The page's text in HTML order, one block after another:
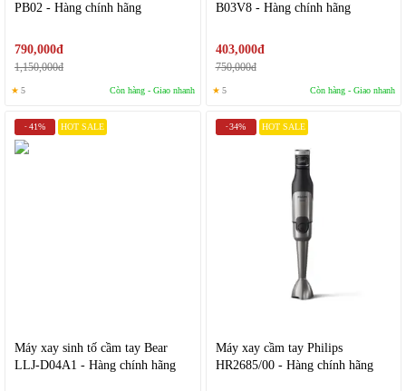
PB02 - Hàng chính hãng
790,000đ
1,150,000đ
★ 5 Còn hàng - Giao nhanh
B03V8 - Hàng chính hãng
403,000đ
750,000đ
★ 5 Còn hàng - Giao nhanh
- 41% HOT SALE
Máy xay sinh tố cầm tay Bear
LLJ-D04A1 - Hàng chính hãng
-34% HOT SALE
Máy xay cầm tay Philips
HR2685/00 - Hàng chính hãng